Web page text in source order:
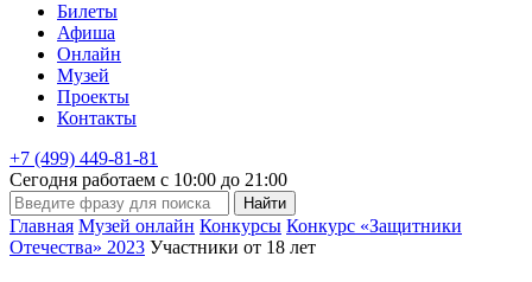
Билеты
Афиша
Онлайн
Музей
Проекты
Контакты
+7 (499) 449-81-81
Сегодня работаем с 10:00 до 21:00
Главная Музей онлайн Конкурсы Конкурс «Защитники
Отечества» 2023 Участники от 18 лет